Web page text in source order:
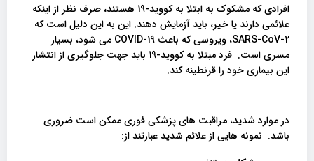
افرادی که مشکوک به ابتلا به کووید-19 هستند، صرف نظر از اینکه
علائمی دارند یا خیر، باید آزمایش دهند. این به این دلیل است که
SARS-CoV-2، ویروسی که باعث COVID-19 می شود، بسیار
مسری است. فرد مبتلا به کووید-19 باید جهت جلوگیری از انتشار
این بیماری خود را قرنطینه کند.
در موارد شدید، مراقبت های پزشکی فوری ممکن است ضروری
باشد. نمونه هایی از علائم شدید عبارتند از: